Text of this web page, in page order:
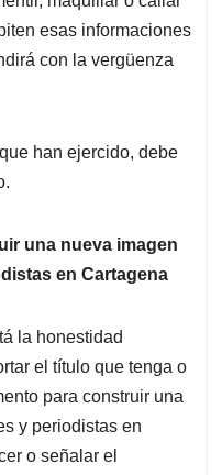
esas informaciones
con la vergüenza
han ejercido, debe
una nueva imagen
en Cartagena
la honestidad
el título que tenga o
para construir una
y periodistas en
o señalar el